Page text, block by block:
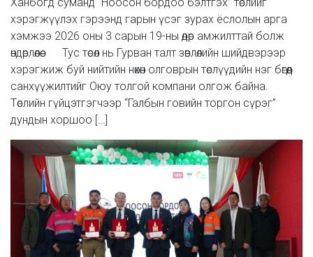
хэрэгжүүлэх гэрээнд гарын үсэг зурах ёслолын арга
хэмжээ 2026 оны 3 сарын 19-ны өдөр амжилттай болж
өндөрлөлөө. Тус төсөл нь Гурван талт зөвлөлийн шийдвэрээр
хэрэгжиж буй нийтийн нөхөн олговрын төслүүдийн нэг бөгөөд
санхүүжилтийг Оюу толгой компани олгож байна.
Төслийн гүйцэтгэгчээр “Галбын говийн торгон сүрэг”
дундын хоршоо […]